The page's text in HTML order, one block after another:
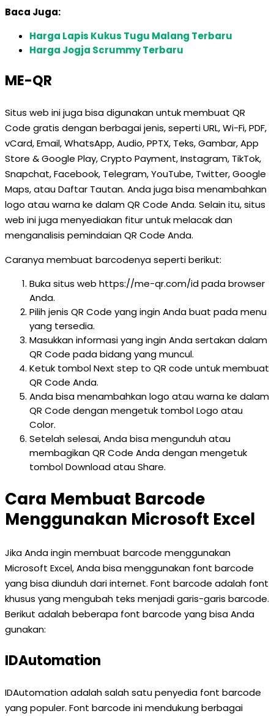
Baca Juga:
Harga Lapis Kukus Tugu Malang Terbaru
Harga Jogja Scrummy Terbaru
ME-QR
Situs web ini juga bisa digunakan untuk membuat QR
Code gratis dengan berbagai jenis, seperti URL, Wi-Fi, PDF,
vCard, Email, WhatsApp, Audio, PPTX, Teks, Gambar, App
Store & Google Play, Crypto Payment, Instagram, TikTok,
Snapchat, Facebook, Telegram, YouTube, Twitter, Google
Maps, atau Daftar Tautan. Anda juga bisa menambahkan
logo atau warna ke dalam QR Code Anda. Selain itu, situs
web ini juga menyediakan fitur untuk melacak dan
menganalisis pemindaian QR Code Anda.
Caranya membuat barcodenya seperti berikut:
Buka situs web https://me-qr.com/id pada browser
Anda.
Pilih jenis QR Code yang ingin Anda buat pada menu
yang tersedia.
Masukkan informasi yang ingin Anda sertakan dalam
QR Code pada bidang yang muncul.
Ketuk tombol Next step to QR code untuk membuat
QR Code Anda.
Anda bisa menambahkan logo atau warna ke dalam
QR Code dengan mengetuk tombol Logo atau
Color.
Setelah selesai, Anda bisa mengunduh atau
membagikan QR Code Anda dengan mengetuk
tombol Download atau Share.
Cara Membuat Barcode
Menggunakan Microsoft Excel
Jika Anda ingin membuat barcode menggunakan
Microsoft Excel, Anda bisa menggunakan font barcode
yang bisa diunduh dari internet. Font barcode adalah font
khusus yang mengubah teks menjadi garis-garis barcode.
Berikut adalah beberapa font barcode yang bisa Anda
gunakan:
IDAutomation
IDAutomation adalah salah satu penyedia font barcode
yang populer. Font barcode ini mendukung berbagai